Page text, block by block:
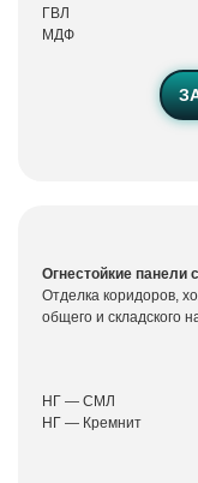
ГВЛ
МДФ
Огнестойкие панели
Отделка коридоров,
общего и складского
НГ — СМЛ
НГ — Кремнит